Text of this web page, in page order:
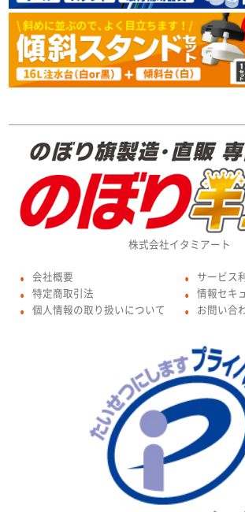
株式会社イタミアート
● 会社概要
● 特定商取引法
● 個人情報の取り扱いについて
● サービス
● 情報セキ
● お問い合